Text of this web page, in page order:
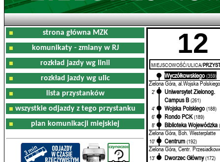
strona główna MZK
komunikaty - zmiany w RJ
rozkład jazdy wg linii
rozkład jazdy wg ulic
lista przystanków
wszystkie odjazdy z tego przystanku
plan komunikacji miejskiej
12
MIEJSCOWOŚĆ/ULICA/
Wyczółkowskiego (359)
Zielona Góra, al.Wojska Polskiego
2'
Uniwersytet Zielonog.
Campus B (261)
4'
Wojska Polskiego (188)
6'
Rondo PCK (189)
8'
Biblioteka Wojewódzka
Zielona Góra, Boh. Westerplatte
10' Centrum (192)
Zielona Góra, Centr.
13' Dworzec Główny (172)